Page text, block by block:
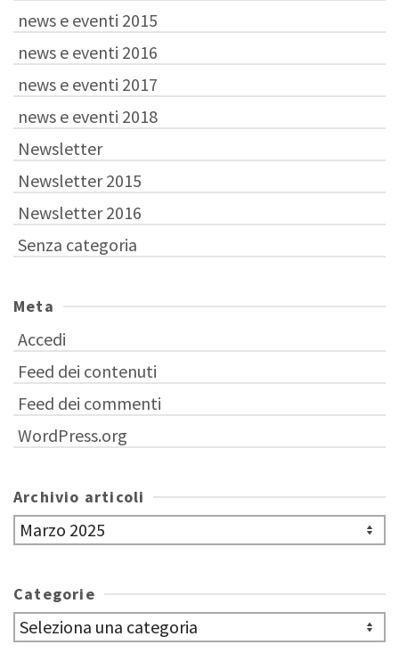
news e eventi 2015
news e eventi 2016
news e eventi 2017
news e eventi 2018
Newsletter
Newsletter 2015
Newsletter 2016
Senza categoria
Meta
Accedi
Feed dei contenuti
Feed dei commenti
WordPress.org
Archivio articoli
Archivio
articoli
Categorie
Categorie